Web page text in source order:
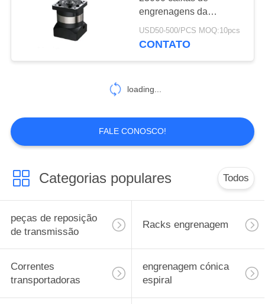
energia
A gota forjou a
Rivetless
124
peças
sobresselentes do
automóvel
155
engrenagens da
transmissão
USD50-500/PCS MOQ:10pcs
CONTATO
loading...
FALE CONOSCO!
Categorias populares Todos
peças de reposição
de transmissão
Racks engrenagem
Correntes
transportadoras
engrenagem cónica
espiral